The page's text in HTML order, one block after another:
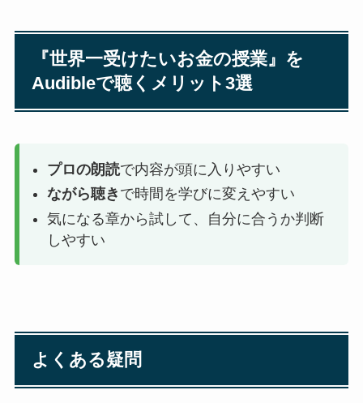
『世界一受けたいお金の授業』を
Audibleで聴くメリット3選
プロの朗読で内容が頭に入りやすい
ながら聴き で時間を学びに変えやすい
気になる章から試して、自分に合うか判断
しやすい
よくある疑問